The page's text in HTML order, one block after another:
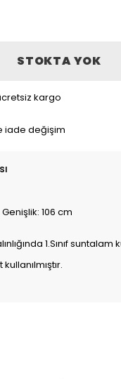
STOKTA YOK
kargo
iade değişim
106 cm
1.Sınıf suntalam